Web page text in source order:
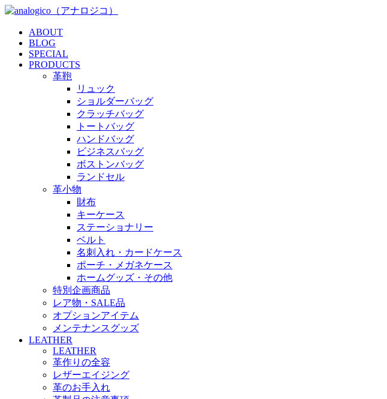
ABOUT
BLOG
SPECIAL
PRODUCTS
革鞄
リュック
ショルダーバッグ
クラッチバッグ
トートバッグ
ハンドバッグ
ビジネスバッグ
ボストンバッグ
ランドセル
革小物
財布
キーケース
ステーショナリー
ベルト
名刺入れ・カードケース
ポーチ・メガネケース
ホームグッズ・その他
特別企画商品
レア物・SALE品
オプションアイテム
メンテナンスグッズ
LEATHER
LEATHER
革作りの全容
レザーエイジング
革のお手入れ